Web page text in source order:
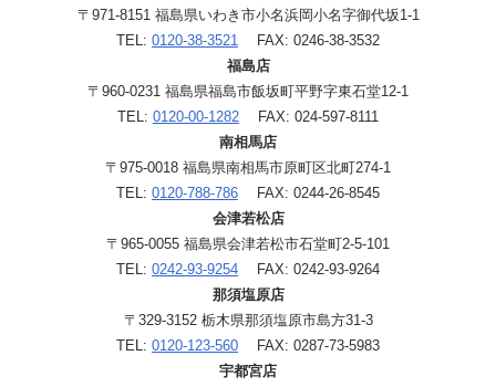
〒971-8151 福島県いわき市小名浜岡小名字御代坂1-1
TEL: 0120-38-3521 FAX: 0246-38-3532
福島店
〒960-0231 福島県福島市飯坂町平野字東石堂12-1
TEL: 0120-00-1282 FAX: 024-597-8111
南相馬店
〒975-0018 福島県南相馬市原町区北町274-1
TEL: 0120-788-786 FAX: 0244-26-8545
会津若松店
〒965-0055 福島県会津若松市石堂町2-5-101
TEL: 0242-93-9254 FAX: 0242-93-9264
那須塩原店
〒329-3152 栃木県那須塩原市島方31-3
TEL: 0120-123-560 FAX: 0287-73-5983
宇都宮店